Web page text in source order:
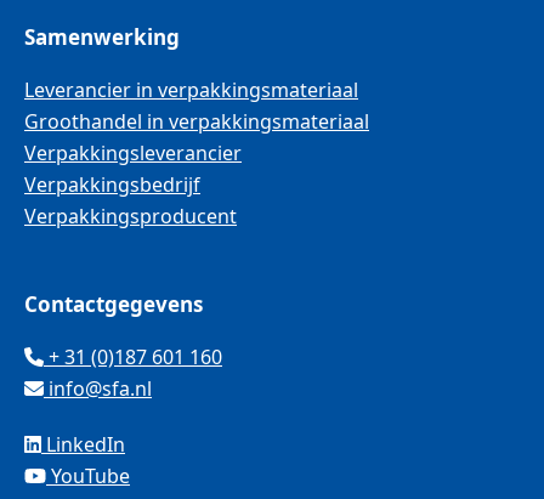
Samenwerking
Leverancier in verpakkingsmateriaal
Groothandel in verpakkingsmateriaal
Verpakkingsleverancier
Verpakkingsbedrijf
Verpakkingsproducent
Contactgegevens
+ 31 (0)187 601 160
info@sfa.nl
LinkedIn
YouTube